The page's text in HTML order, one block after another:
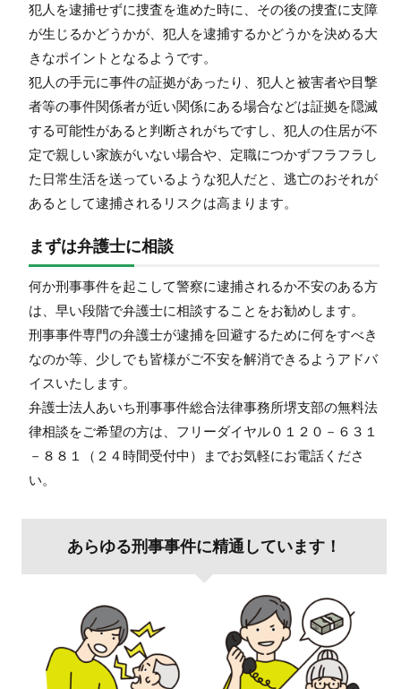
犯人を逮捕せずに捜査を進めた時に、その後の捜査に支障
が生じるかどうかが、犯人を逮捕するかどうかを決める大
きなポイントとなるようです。
犯人の手元に事件の証拠があったり、犯人と被害者や目撃
者等の事件関係者が近い関係にある場合などは証拠を隠滅
する可能性があると判断されがちですし、犯人の住居が不
定で親しい家族がいない場合や、定職につかずフラフラし
た日常生活を送っているような犯人だと、逃亡のおそれが
あるとして逮捕されるリスクは高まります。
まずは弁護士に相談
何か刑事事件を起こして警察に逮捕されるか不安のある方
は、早い段階で弁護士に相談することをお勧めします。
刑事事件専門の弁護士が逮捕を回避するために何をすべき
なのか等、少しでも皆様がご不安を解消できるようアドバ
イスいたします。
弁護士法人あいち刑事事件総合法律事務所堺支部の無料法
律相談をご希望の方は、フリーダイヤル０１２０－６３１
－８８１（２４時間受付中）までお気軽にお電話くださ
い。
あらゆる刑事事件に精通しています！